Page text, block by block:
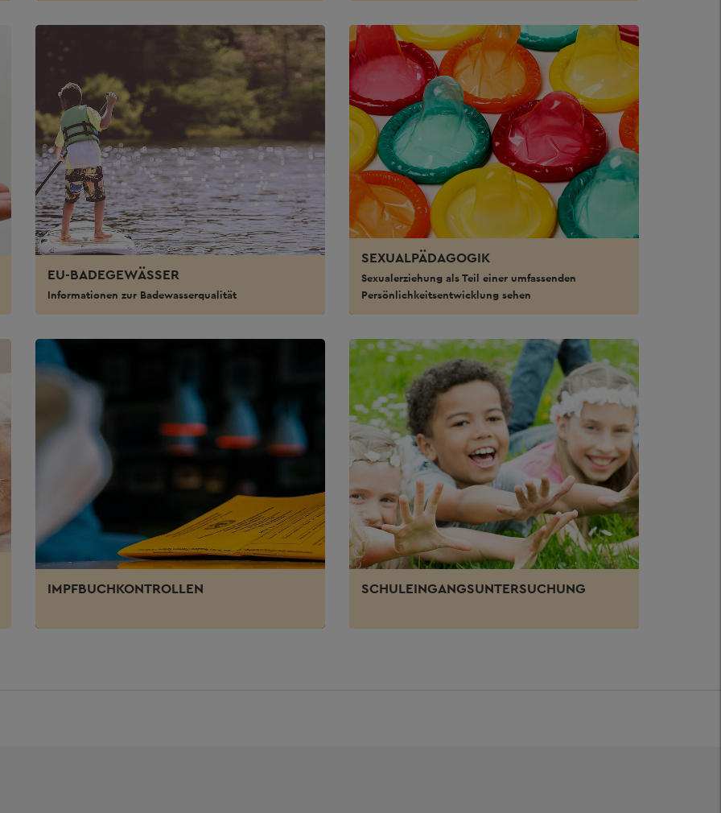
EU-BADEGEWÄSSER
Informationen zur Badewasserqualität
SEXUALPÄDAGOGIK
Sexualerziehung als Teil einer umfassenden
Persönlichkeitsentwicklung sehen
IMPFBUCHKONTROLLEN SCHULEINGANGSUNTERSUCHUNG